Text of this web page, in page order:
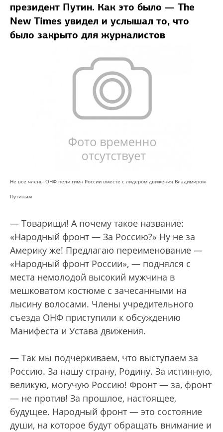
президент Путин. Как это было — The
New Times увидел и услышал то, что
было закрыто для журналистов
Не все члены ОНФ пели гимн России вместе с лидером движения Владимиром
Путиным
— Товарищи! А почему такое название:
«Народный фронт — За Россию?» Ну не за
Америку же! Предлагаю переименование —
«Народный фронт России», — поднялся с
места немолодой высокий мужчина в
мешковатом костюме с зачесанными на
лысину волосами. Члены учредительного
съезда ОНФ приступили к обсуждению
Манифеста и Устава движения.
— Так мы подчеркиваем, что выступаем за
Россию. За нашу страну, Родину. За истинную,
великую, могучую Россию! Фронт — за, фронт
— не против! За прошлое, настоящее,
будущее. Народный фронт — это состояние
души, на которое будут обращать внимание и